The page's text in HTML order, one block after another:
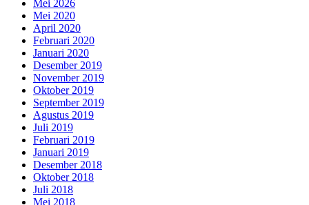
Mei 2026
Mei 2020
April 2020
Februari 2020
Januari 2020
Desember 2019
November 2019
Oktober 2019
September 2019
Agustus 2019
Juli 2019
Februari 2019
Januari 2019
Desember 2018
Oktober 2018
Juli 2018
Mei 2018